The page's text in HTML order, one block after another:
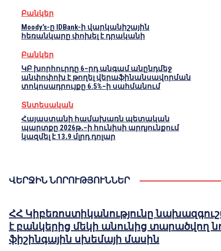
Բանկեր
Moody’s-ը IDBank-ի վարկանիշային
հեռանկարը փոխել է դրականի
Բանկեր
ԿԲ խորհուրդը 6–րդ անգամ անընդմեջ
անփոփոխ է թողել վերաֆինանսավորման
տոկոսադրույքը 6.5%–ի սահմանում
Տնտեսական
Հայաստանի համախառն պետական
պարտքը 2026թ․–ի հունիսի արդյունքում
կազմել է 13․9 մլրդ դոլար
ՎԵՐՋԻՆ ՆՈՐՈՒԹՅՈՒՆՆԵՐ
ՀՀ Կիբեռոստիկանությունը
է բանկերից մեկի անունից տարածվող
ֆիշինգային սխեմայի մասին